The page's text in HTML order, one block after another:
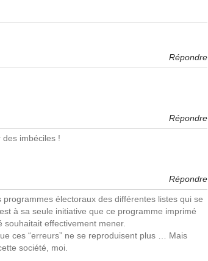
Répondre
Répondre
imbéciles !
Répondre
électoraux des différentes listes qui se
à sa seule initiative que ce programme imprimé
effectivement mener.
ces “erreurs” ne se reproduisent plus … Mais
société, moi.